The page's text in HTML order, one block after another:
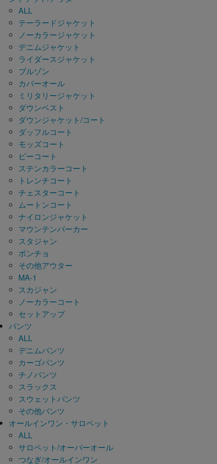
ALL
テーラードジャケット
ノーカラージャケット
デニムジャケット
ライダースジャケット
ブルゾン
カバーオール
ミリタリージャケット
ダウンベスト
ダウンジャケット/コート
ダッフルコート
モッズコート
ピーコート
ステンカラーコート
トレンチコート
チェスターコート
ムートンコート
ナイロンジャケット
マウンテンパーカー
スタジャン
ポンチョ
その他アウター
MA-1
スカジャン
ノーカラーコート
セットアップ
パンツ
ALL
デニムパンツ
カーゴパンツ
チノパンツ
スラックス
スウェットパンツ
その他パンツ
オールインワン・サロペット
ALL
サロペット/オーバーオール
つなぎ/オールインワン